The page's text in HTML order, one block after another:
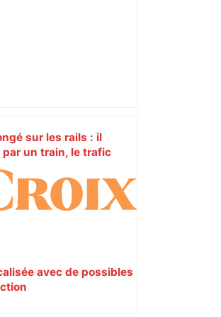
sur les rails : il
un train, le trafic
dans le Lauragais,
– ladepeche.fr
avec de possibles